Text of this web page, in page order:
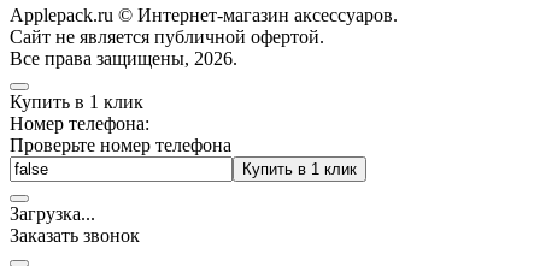
Applepack.ru © Интернет-магазин аксессуаров.
Cайт не является публичной офертой.
Все права защищены, 2026.
Купить в 1 клик
Номер телефона:
Проверьте номер телефона
Купить в 1 клик
Загрузка...
Заказать звонок